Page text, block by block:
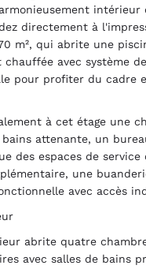
intérieur
directement à
m², qui abrite une
chauffée avec système
pour profiter du cadre
à cet étage une
bains attenante, un
des espaces de
une
avec accès
abrite quatre
avec salles de bains